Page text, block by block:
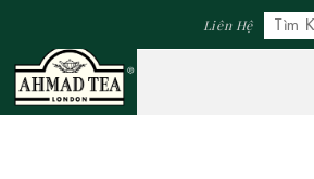
Liên Hệ